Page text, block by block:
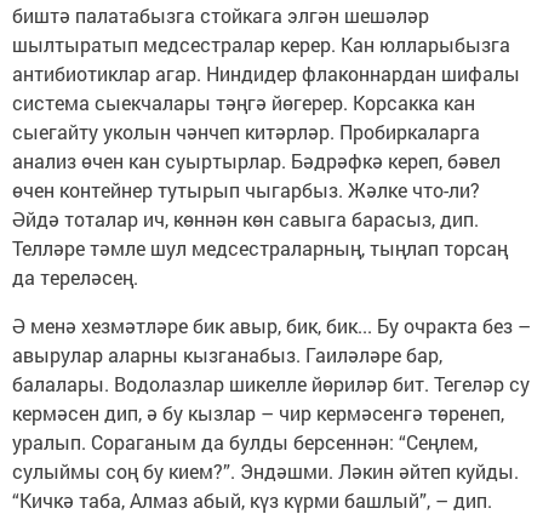
биштә палатабызга стойкага элгән шешәләр
шылтыратып медсестралар керер. Кан юлларыбызга
антибиотиклар агар. Ниндидер флаконнардан шифалы
система сыекчалары тәңгә йөгерер. Корсакка кан
сыегайту уколын чәнчеп китәрләр. Пробиркаларга
анализ өчен кан суыртырлар. Бәдрәфкә кереп, бәвел
өчен контейнер тутырып чыгарбыз. Жәлке что-ли?
Әйдә тоталар ич, көннән көн савыга барасыз, дип.
Телләре тәмле шул медсестраларның, тыңлап торсаң
да тереләсең.
Ә менә хезмәтләре бик авыр, бик, бик... Бу очракта без –
авырулар аларны кызганабыз. Гаиләләре бар,
балалары. Водолазлар шикелле йөриләр бит. Тегеләр су
кермәсен дип, ә бу кызлар – чир кермәсенгә төренеп,
уралып. Сораганым да булды берсеннән: “Сеңлем,
сулыймы соң бу кием?”. Эндәшми. Ләкин әйтеп куйды.
“Кичкә таба, Алмаз абый, күз күрми башлый”, – дип.